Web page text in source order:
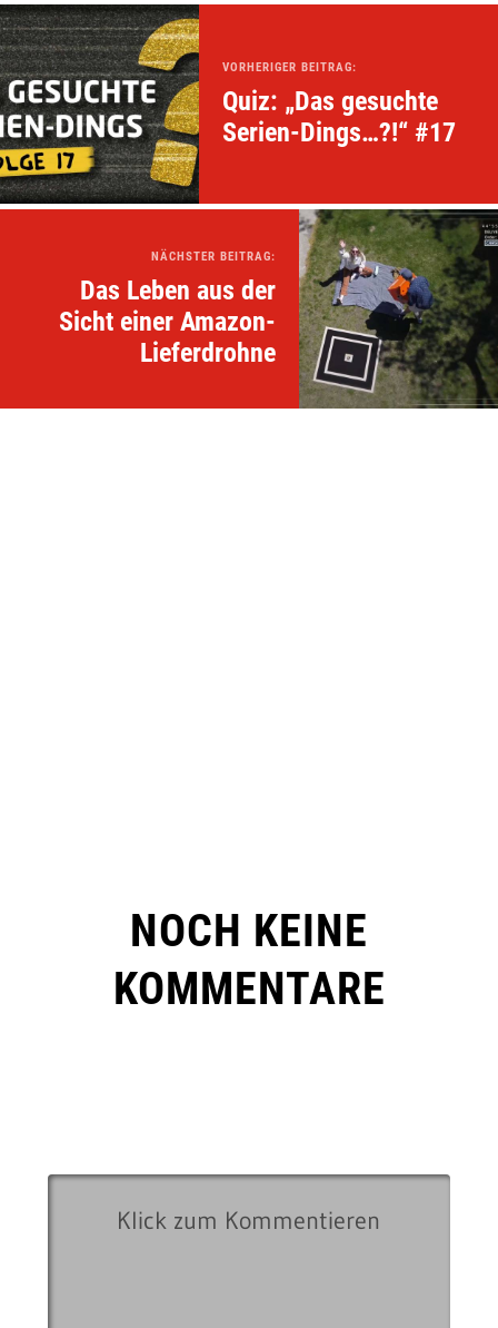
VORHERIGER BEITRAG:
Quiz: „Das gesuchte
Serien-Dings…?!“ #17
NÄCHSTER BEITRAG:
Das Leben aus der
Sicht einer Amazon-
Lieferdrohne
NOCH KEINE
KOMMENTARE